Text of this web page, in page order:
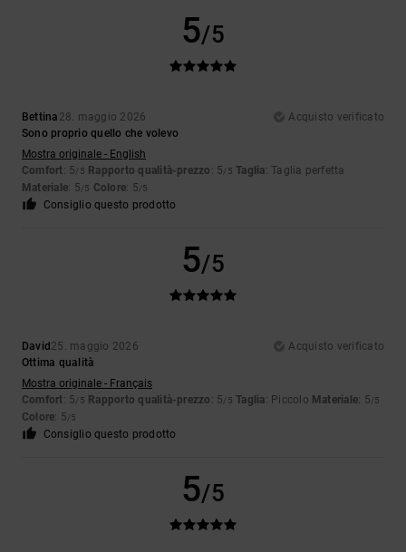
5/5
Bettina 28. maggio 2026
Acquisto verificato
Sono proprio quello che volevo
Mostra originale - English
Comfort: 5/5 Rapporto qualità-prezzo : 5/5 Taglia: Taglia perfetta
Materiale: 5/5 Colore: 5/5
Consiglio questo prodotto
5/5
David 25. maggio 2026
Acquisto verificato
Ottima qualità
Mostra originale - Français
Comfort: 5/5 Rapporto qualità-prezzo : 5/5 Taglia: Piccolo Materiale: 5/5
Colore: 5/5
Consiglio questo prodotto
5/5